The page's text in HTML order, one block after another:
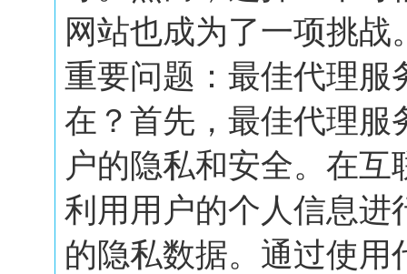
网站也成为了一项挑
重要问题：最佳代理服
在？首先，最佳代理服
户的隐私和安全。在
利用用户的个人信息进
的隐私数据。通过使